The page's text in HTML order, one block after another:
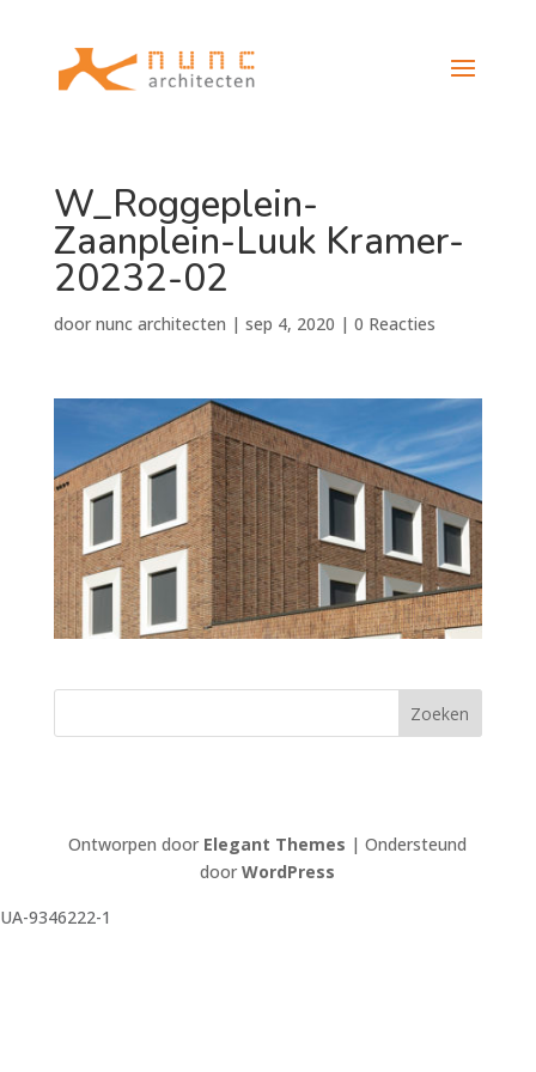
W_Roggeplein-
Zaanplein-Luuk Kramer-
20232-02
door nunc architecten | sep 4, 2020 | 0 Reacties
Ontworpen door Elegant Themes | Ondersteund
doorWordPress
UA-9346222-1